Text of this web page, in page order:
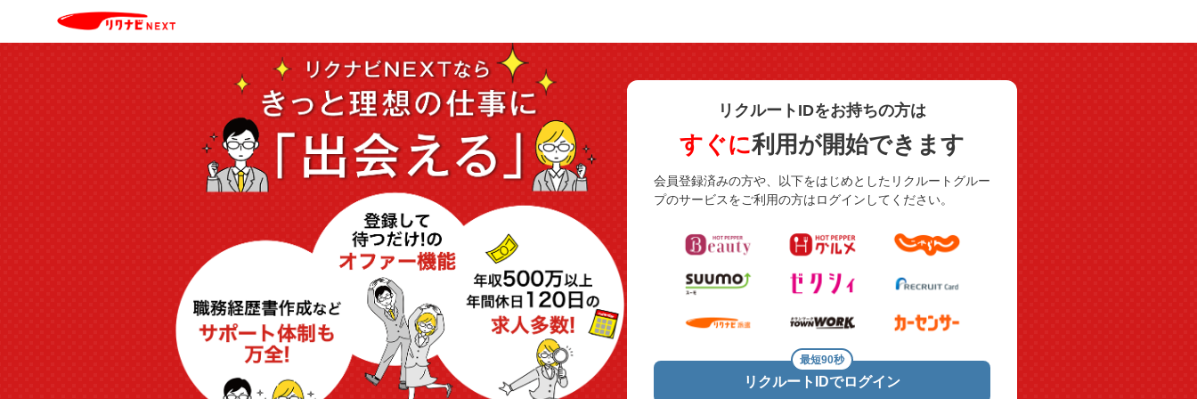
リクルートIDをお持ちの方は
すぐに利用が開始できます
会員登録済みの方や、以下をはじめとしたリクルートグルー
プのサービスをご利用の方はログインしてください。
リクルートIDでログイン
最短90秒